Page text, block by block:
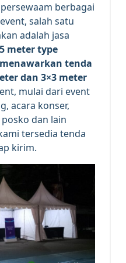
berbagai
salah satu
adalah jasa
meter type
tenda
dan 3×3 meter
mulai dari event
acara konser,
dan lain
tersedia tenda
kirim.